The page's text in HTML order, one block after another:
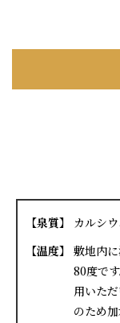
【泉質】
カルシ
【温度】 敷地内
80度で
用いた
のため